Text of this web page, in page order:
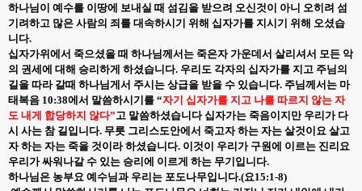
하나님이 예수를 이땅에 보내실 때 섬김을 받으려 오신것이 아니 오히려 섬
기려하고 많은 사람의 죄를 대속하시기 위해 십자가를 지시기 위해 오셨습
니다.
십자가위에서 죽으셨을 때 하나님께서는 죽은자 가운데서 살리셔서 모든 악
의 권세에 대해 승리하게 하셨습니다. 우리도 각자의 십자가를 지고 주님의
길을 따라 갈때 하나님게서 주시는 상급을 받을 수 있습니다. 주님께서는 마
태복음 10:38에서 말씀하시기를 “자기 십자가를 지고 나를 따르지 않는 자
도 내게 합당하지 않다”고 말씀하셨습니다 십자가는 죽음이지만 우리가 다
시 사는 참 길입니다. 무릇 그리스도안에서 죽고자 하는 자는 살것이요 살고
자 하는 자는 죽을 것이라 하셨습니다. 이것이 우리가 구원에 이르는 진리요
우리가 싸워나갈 수 있는 승리에 이르게 하는 무기입니다.
하나님은 농부요 예수님과 우리는 포도나무입니다.(요15:1-8)